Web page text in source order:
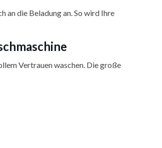
an die Beladung an. So wird Ihre
Vertrauen waschen. Die große